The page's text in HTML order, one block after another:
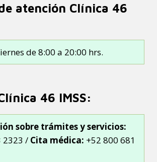
atención Clínica 46
de 8:00 a 20:00 hrs.
46 IMSS:
sobre trámites y servicios:
2323 / Cita médica: +52 800 681